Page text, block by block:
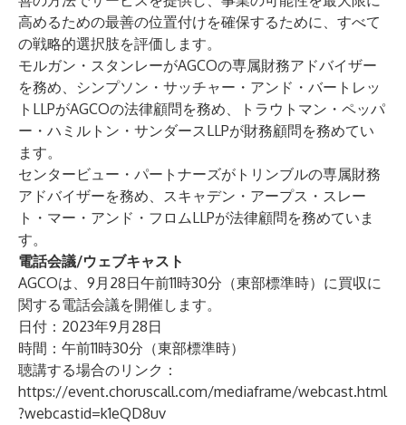
高めるための最善の位置付けを確保するために、すべて
の戦略的選択肢を評価します。
モルガン・スタンレーがAGCOの専属財務アドバイザー
を務め、シンプソン・サッチャー・アンド・バートレッ
トLLPがAGCOの法律顧問を務め、トラウトマン・ペッパ
ー・ハミルトン・サンダースLLPが財務顧問を務めてい
ます。
センタービュー・パートナーズがトリンブルの専属財務
アドバイザーを務め、スキャデン・アープス・スレー
ト・マー・アンド・フロムLLPが法律顧問を務めていま
す。
電話会議/ウェブキャスト
AGCOは、9月28日午前11時30分（東部標準時）に買収に
関する電話会議を開催します。
日付：2023年9月28日
時間：午前11時30分（東部標準時）
聴講する場合のリンク：
https://event.choruscall.com/mediaframe/webcast.html
?webcastid=k1eQD8uv